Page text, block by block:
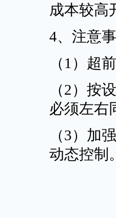
成本较高
4、注意
（1）超
（2）按
必须左右
（3）加
动态控制